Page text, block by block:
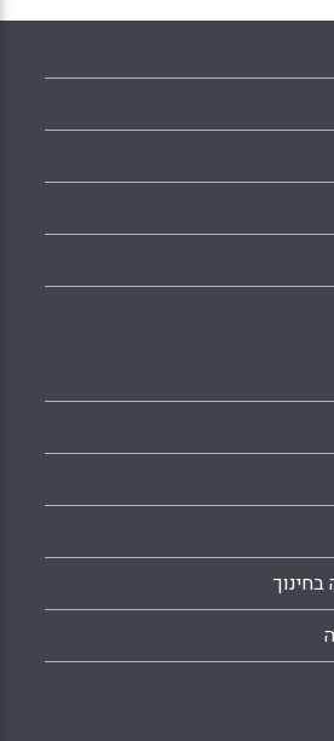
מבחינים שאקלים בית הספר
המחקר הנוכחי מראים כי היבט
הפורמלי של האקלים האתי
אקלים בית הספר כאתי ברמה
של אכפתיות נמצא כמנבא
Lishchinsky, O.,
Email
X
בחינוך